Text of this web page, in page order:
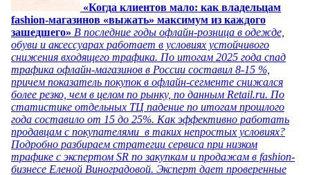
«Когда клиентов мало: как владельцам
fashion-магазинов «выжать» максимум из каждого
зашедшего» В последние годы офлайн-розница в одежде,
обуви и аксессуарах работает в условиях устойчивого
снижения входящего трафика. По итогам 2025 года спад
трафика офлайн-магазинов в России составил 8-15 %,
причем показатель покупок в офлайн-сегменте снижался
более резко, чем в целом по рынку, по данным Retail.ru. По
статистике отдельных ТЦ падение по итогам прошлого
года составило от 15 до 25%. Как эффективно работать
продавцам с покупателями в таких непростых условиях?
Подробно разбираем стратегии сервиса при низком
трафике с экспертом SR по закупкам и продажам в fashion-
бизнесе Еленой Виноградовой. Эксперт дает проверенные